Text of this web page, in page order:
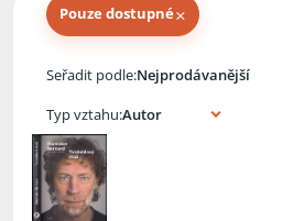
Pouze dostupné×
Seřadit podle:
Typ vztahu: